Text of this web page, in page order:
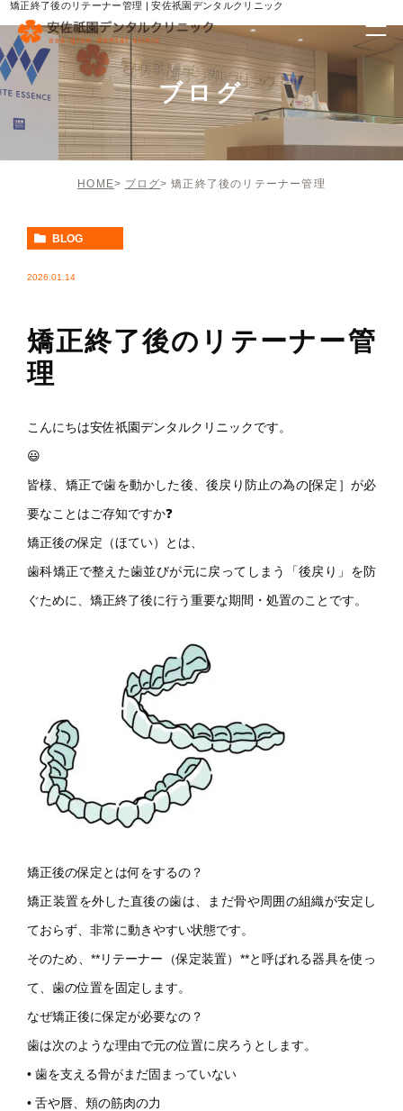
矯正終了後のリテーナー管理 | 安佐祇園デンタルクリニック
ブログ
HOME ブログ 矯正終了後のリテーナー管理
BLOG
2026.01.14
矯正終了後のリテーナー管
理
こんにちは安佐祇園デンタルクリニックです。
😃
皆様、矯正で歯を動かした後、後戻り防止の為の[保定］が必
要なことはご存知ですか❓
矯正後の保定（ほてい）とは、
歯科矯正で整えた歯並びが元に戻ってしまう「後戻り」を防
ぐために、矯正終了後に行う重要な期間・処置のことです。
矯正後の保定とは何をするの？
矯正装置を外した直後の歯は、まだ骨や周囲の組織が安定し
ておらず、非常に動きやすい状態です。
そのため、**リテーナー（保定装置）**と呼ばれる器具を使っ
て、歯の位置を固定します。
なぜ矯正後に保定が必要なの？
歯は次のような理由で元の位置に戻ろうとします。
• 歯を支える骨がまだ固まっていない
• 舌や唇、頬の筋肉の力